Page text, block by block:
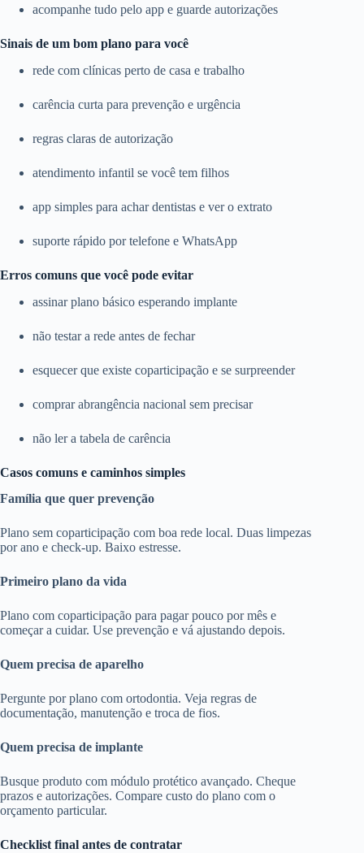
acompanhe tudo pelo app e guarde autorizações
Sinais de um bom plano para você
rede com clínicas perto de casa e trabalho
carência curta para prevenção e urgência
regras claras de autorização
atendimento infantil se você tem filhos
app simples para achar dentistas e ver o extrato
suporte rápido por telefone e WhatsApp
Erros comuns que você pode evitar
assinar plano básico esperando implante
não testar a rede antes de fechar
esquecer que existe coparticipação e se surpreender
comprar abrangência nacional sem precisar
não ler a tabela de carência
Casos comuns e caminhos simples
Família que quer prevenção
Plano sem coparticipação com boa rede local. Duas limpezas
por ano e check-up. Baixo estresse.
Primeiro plano da vida
Plano com coparticipação para pagar pouco por mês e
começar a cuidar. Use prevenção e vá ajustando depois.
Quem precisa de aparelho
Pergunte por plano com ortodontia. Veja regras de
documentação, manutenção e troca de fios.
Quem precisa de implante
Busque produto com módulo protético avançado. Cheque
prazos e autorizações. Compare custo do plano com o
orçamento particular.
Checklist final antes de contratar